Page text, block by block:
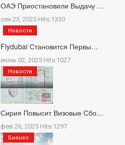
ОАЭ Приостановили Выдачу …
сен 23, 2025 Hits:1330
Flydubai Становится Первы…
июнь 02, 2025 Hits:1027
Новости
Сирия Повысит Визовые Сбо…
фев 26, 2025 Hits:1297
Новости
Бизнес